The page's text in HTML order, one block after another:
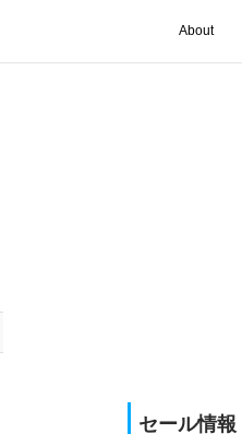
About
セール情報